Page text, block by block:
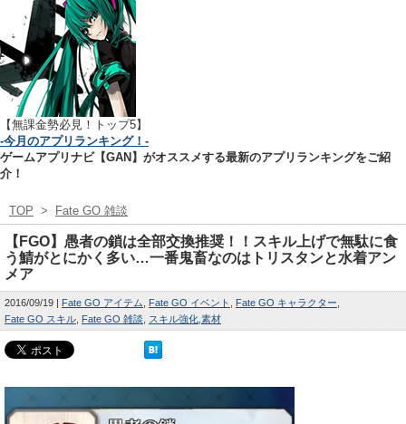
【無課金勢必見！トップ5】
-今月のアプリランキング！-
ゲームアプリナビ【GAN】がオススメする最新のアプリランキングをご紹
介！
TOP > Fate GO 雑談
【FGO】愚者の鎖は全部交換推奨！！スキル上げで無駄に食
う鯖がとにかく多い…一番鬼畜なのはトリスタンと水着アン
メア
2016/09/19 Fate GO アイテム Fate GO イベント
Fate GO キャラクター
Fate GO スキル
Fate GO 雑談 スキル強化 素材